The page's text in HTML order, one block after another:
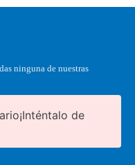
ninguna de nuestras
de